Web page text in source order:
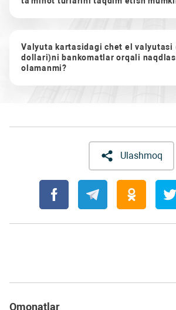
Valyuta kartasidagi chet el valyutasi
dollari)ni bankomatlar orqali
olamanmi?
Ulashmoq
Omonatlar